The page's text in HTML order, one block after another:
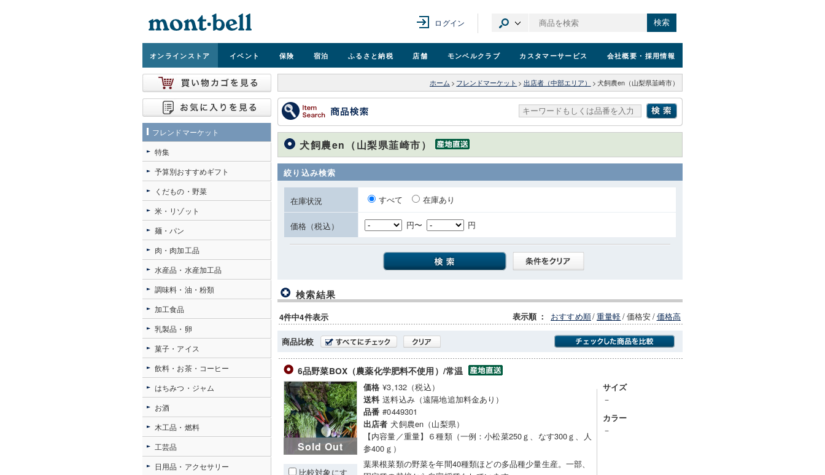
ログイン 検索
オンラインストア イベント 保険 宿泊 ふるさと納税 店舗 モンベルクラブ カスタマーサービス 会社概要 ・採用情報
ホーム > フレンドマーケット > 出店者（中部エリア） > 犬飼農en（山梨県韮崎市）
犬飼農en（山梨県韮崎市）
絞り込み検索
在庫状況 すべて 在庫あり
価格（税込） 円〜 円
検索結果
4件中4件表示 表示順 ： おすすめ順/重量軽/価格安/価格高
商品比較
6品野菜BOX（農薬化学肥料不使用）/常温
Sold Out
比較対象にす
価格 ¥3,132（税込）
送料 送料込み（遠隔地追加料金あり）
品番 #0449301
出店者 犬飼農en（山梨県）
【内容量／重量】６種類（一例：小松菜250ｇ、なす300ｇ、人
参400ｇ）
葉果根菜類の野菜を年間40種類ほどの多品種少量生産。一部、
サイズ
－
カラー
－
フレンドマーケット
特集
予算別おすすめギフト
くだもの・野菜
米・リゾット
麺・パン
肉・肉加工品
水産品・水産加工品
調味料・油・粉類
加工食品
乳製品・卵
菓子・アイス
飲料・お茶・コーヒー
はちみつ・ジャム
お酒
木工品・燃料
工芸品
日用品・アクセサリー